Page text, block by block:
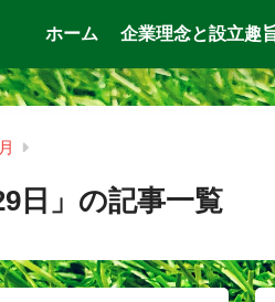
ホーム 企業理念と設立趣
日」の記事一覧